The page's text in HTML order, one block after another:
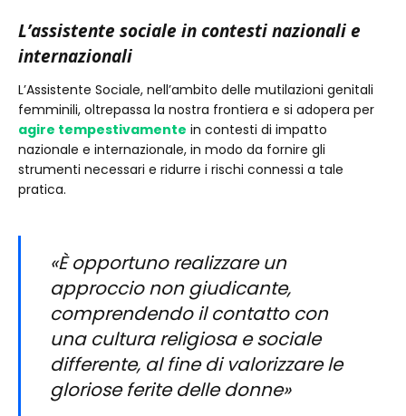
L’assistente sociale in contesti nazionali e
internazionali
L’Assistente Sociale, nell’ambito delle mutilazioni genitali
femminili, oltrepassa la nostra frontiera e si adopera per
agire tempestivamente in contesti di impatto
nazionale e internazionale, in modo da fornire gli
strumenti necessari e ridurre i rischi connessi a tale
pratica.
«È opportuno realizzare un
approccio non giudicante,
comprendendo il contatto con
una cultura religiosa e sociale
differente, al fine di valorizzare le
gloriose ferite delle donne»